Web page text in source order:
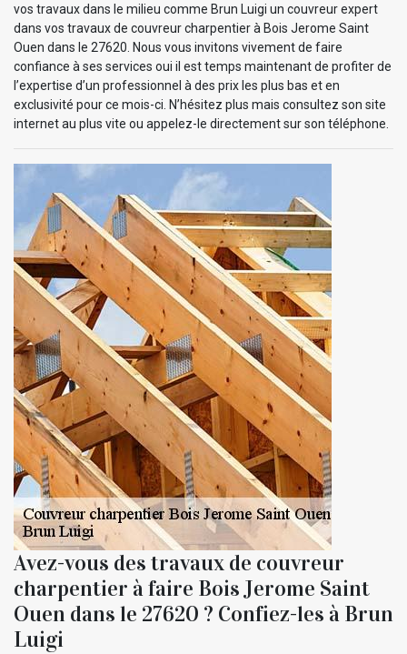
vos travaux dans le milieu comme Brun Luigi un couvreur expert
dans vos travaux de couvreur charpentier à Bois Jerome Saint
Ouen dans le 27620. Nous vous invitons vivement de faire
confiance à ses services oui il est temps maintenant de profiter de
l’expertise d’un professionnel à des prix les plus bas et en
exclusivité pour ce mois-ci. N’hésitez plus mais consultez son site
internet au plus vite ou appelez-le directement sur son téléphone.
Avez-vous des travaux de couvreur
charpentier à faire Bois Jerome Saint
Ouen dans le 27620 ? Confiez-les à Brun
Luigi